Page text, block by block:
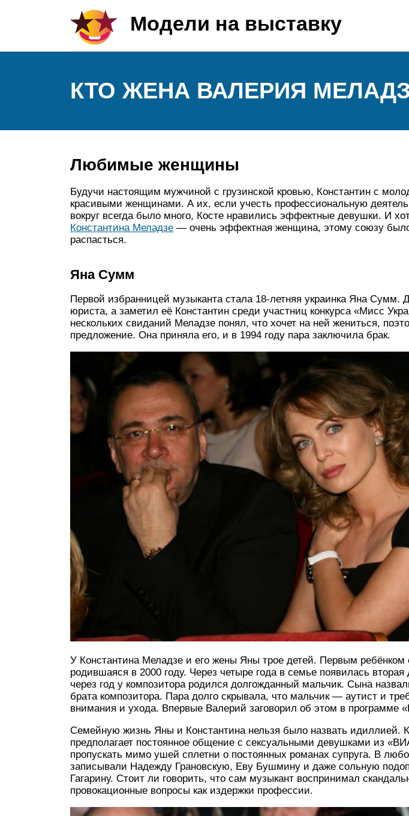
Модели на выставку
КТО ЖЕНА ВАЛЕРИЯ
Любимые женщины
Будучи настоящим мужчиной с грузинской кровью, Константин с
красивыми женщинами. А их, если учесть профессиональную
вокруг всегда было много, Косте нравились эффектные девушки. И
Константина Меладзе — очень эффектная женщина, этому союзу
распасться.
Яна Сумм
Первой избранницей музыканта стала 18-летняя украинка Яна Сумм.
юриста, а заметил её Константин среди участниц конкурса «Мисс
нескольких свиданий Меладзе понял, что хочет на ней жениться,
предложение. Она приняла его, и в 1994 году пара заключила брак.
У Константина Меладзе и его жены Яны трое детей. Первым ребёнком
родившаяся в 2000 году. Через четыре года в семье появилась
через год у композитора родился долгожданный мальчик. Сына
брата композитора. Пара долго скрывала, что мальчик — аутист и
внимания и ухода. Впервые Валерий заговорил об этом в программе
Семейную жизнь Яны и Константина нельзя было назвать идиллией.
предполагает постоянное общение с сексуальными девушками из
пропускать мимо ушей сплетни о постоянных романах супруга. В
записывали Надежду Грановскую, Еву Бушмину и даже сольную
Гагарину. Стоит ли говорить, что сам музыкант воспринимал
провокационные вопросы как издержки профессии.